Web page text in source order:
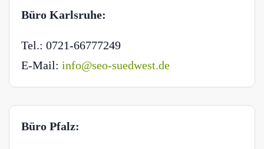
Büro Karlsruhe:
Tel.: 0721-66777249
E-Mail: info@seo-suedwest.de
Büro Pfalz: